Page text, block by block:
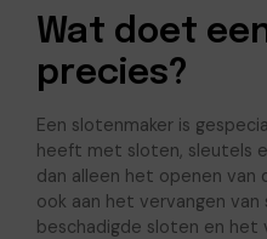
Wat doet
precies?
Een slotenmaker is
heeft met sloten, sleutels
dan alleen het openen van
ook aan het vervangen
beschadigde sloten en het